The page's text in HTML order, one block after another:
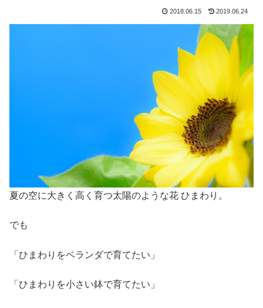
2018.06.15 2019.06.24
夏の空に大きく高く育つ太陽のような花 ひまわり。
でも
「ひまわりをベランダで育てたい」
「ひまわりを小さい鉢で育てたい」